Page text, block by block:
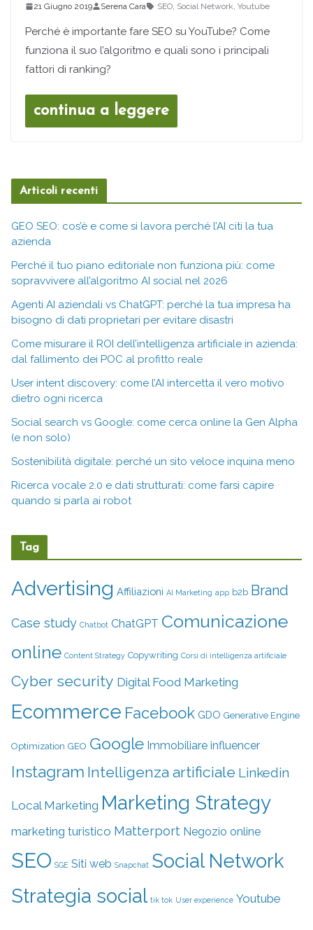
21 Giugno 2019 Serena Cara SEO Social Network Youtube
Perché è importante fare SEO su YouTube? Come
funziona il suo l’algoritmo e quali sono i principali
fattori di ranking?
continua a leggere
Articoli recenti
GEO SEO: cos’è e come si lavora perché l’AI citi la tua
azienda
Perché il tuo piano editoriale non funziona più: come
sopravvivere all’algoritmo AI social nel 2026
Agenti AI aziendali vs ChatGPT: perché la tua impresa ha
bisogno di dati proprietari per evitare disastri
Come misurare il ROI dell’intelligenza artificiale in azienda:
dal fallimento dei POC al profitto reale
User intent discovery: come l’AI intercetta il vero motivo
dietro ogni ricerca
Social search vs Google: come cerca online la Gen Alpha
(e non solo)
Sostenibilità digitale: perché un sito veloce inquina meno
Ricerca vocale 2.0 e dati strutturati: come farsi capire
quando si parla ai robot
Tag
Advertising Affiliazioni AI Marketing app b2b Brand
Case study Chatbot ChatGPT Comunicazione
online Content Strategy Copywriting Corsi di intelligenza artificiale
Cyber security Digital Food Marketing
Ecommerce Facebook GDO Generative Engine
Optimization GEO Google Immobiliare influencer
Instagram Intelligenza artificiale Linkedin
Local Marketing Marketing Strategy
marketing turistico Matterport Negozio online
SEO SGE Siti web Snapchat Social Network
Strategia social tik tok User experience Youtube